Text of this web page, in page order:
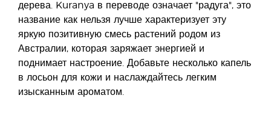
дерева. Kuranya в переводе означает "радуга", это
название как нельзя лучше характеризует эту
яркую позитивную смесь растений родом из
Австралии, которая заряжает энергией и
поднимает настроение. Добавьте несколько капель
в лосьон для кожи и наслаждайтесь легким
изысканным ароматом.